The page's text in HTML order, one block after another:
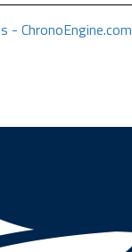
- ChronoEngine.com